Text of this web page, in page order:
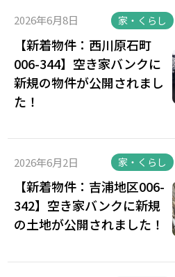
2026年6月8日 家・くらし
【新着物件：西川原石町
006-344】空き家バンクに
新規の物件が公開されまし
た！
2026年6月2日 家・くらし
【新着物件：吉浦地区006-
342】空き家バンクに新規
の土地が公開されました！